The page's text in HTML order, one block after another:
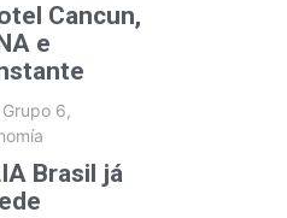
Cancun,
e
6,
Brasil já